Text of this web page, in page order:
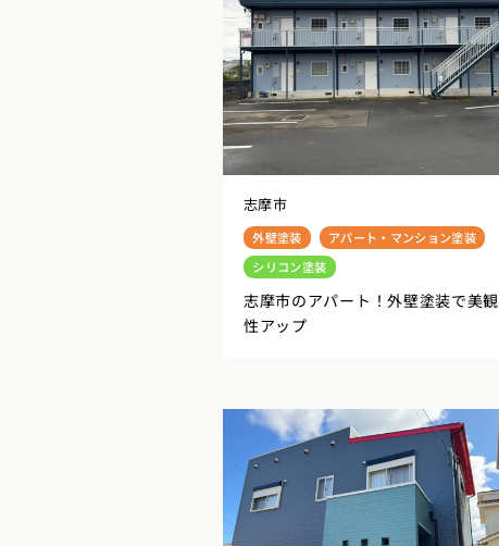
志摩市
外壁塗装
アパート・マンション塗装
シリコン塗装
志摩市のアパート！外壁塗装で美観
性アップ